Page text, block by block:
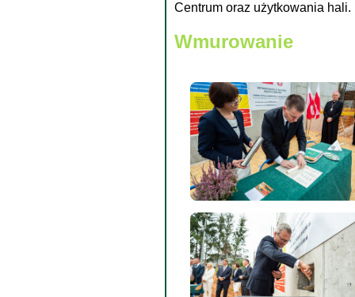
Centrum oraz użytkowania hali.
Wmurowanie